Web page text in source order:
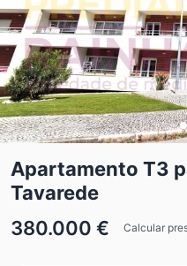
Apartamento T3
Tavarede
380.000 €
Calcular